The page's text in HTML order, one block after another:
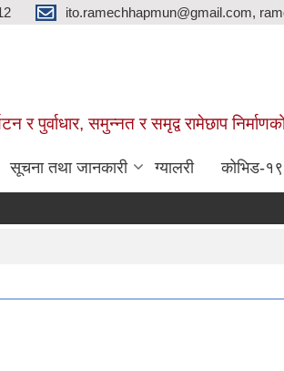
ito.ramechhapmun@gmail.com,
र पुर्वाधार, समुन्नत र समृद्व रामेछाप
सूचना तथा जानकारी ग्यालरी कोभिड-१९